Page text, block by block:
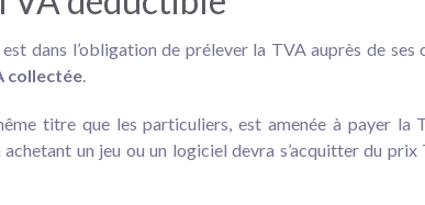
dans l’obligation de prélever la TVA auprès de
collectée
titre que les particuliers, est amenée à payer la
un jeu ou un logiciel devra s’acquitter du